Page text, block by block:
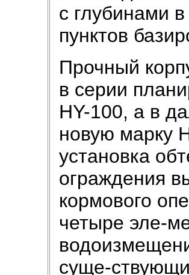
с глубинами
пунктов
Прочный
в серии
HY-100, а в
новую марку
установка
ограждения
кормового
четыре эле-
суще-